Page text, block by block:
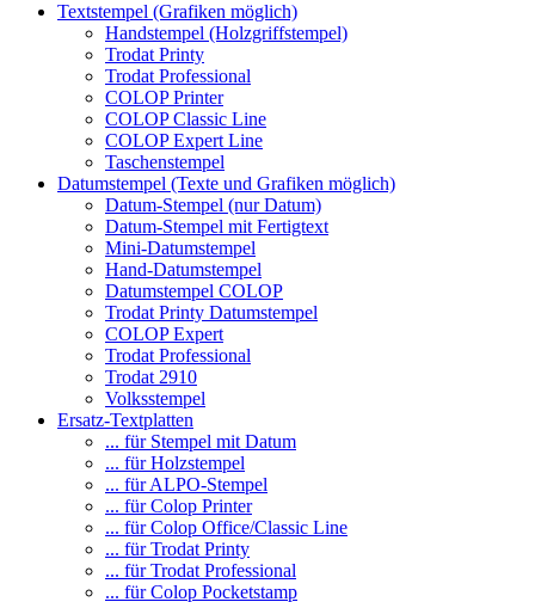
Textstempel (Grafiken möglich)
Handstempel (Holzgriffstempel)
Trodat Printy
Trodat Professional
COLOP Printer
COLOP Classic Line
COLOP Expert Line
Taschenstempel
Datumstempel (Texte und Grafiken möglich)
Datum-Stempel (nur Datum)
Datum-Stempel mit Fertigtext
Mini-Datumstempel
Hand-Datumstempel
Datumstempel COLOP
Trodat Printy Datumstempel
COLOP Expert
Trodat Professional
Trodat 2910
Volksstempel
Ersatz-Textplatten
... für Stempel mit Datum
... für Holzstempel
... für ALPO-Stempel
... für Colop Printer
... für Colop Office/Classic Line
... für Trodat Printy
... für Trodat Professional
... für Colop Pocketstamp